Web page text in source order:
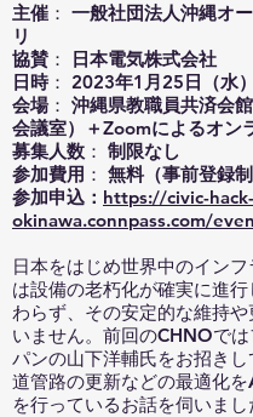
主催 ： 一般社団法人沖縄オ
リ
協賛 ：
日本電気株式会社
日時 ： 2023年1月25日（水
会場 ： 沖縄県教職員共済会
会議室）＋Zoomによるオン
募集人数 ： 制限なし
参加費用 ： 無料（事前登録制
参加申込： https://civic-
okinawa.connpass.com/
日本をはじめ世界中のイン
は設備の老朽化が確実に進
わらず、その安定的な維持
いません。前回のCHNOで
パンの山下洋輔氏をお招き
道管路の更新などの最適化
を行っているお話を伺いまし